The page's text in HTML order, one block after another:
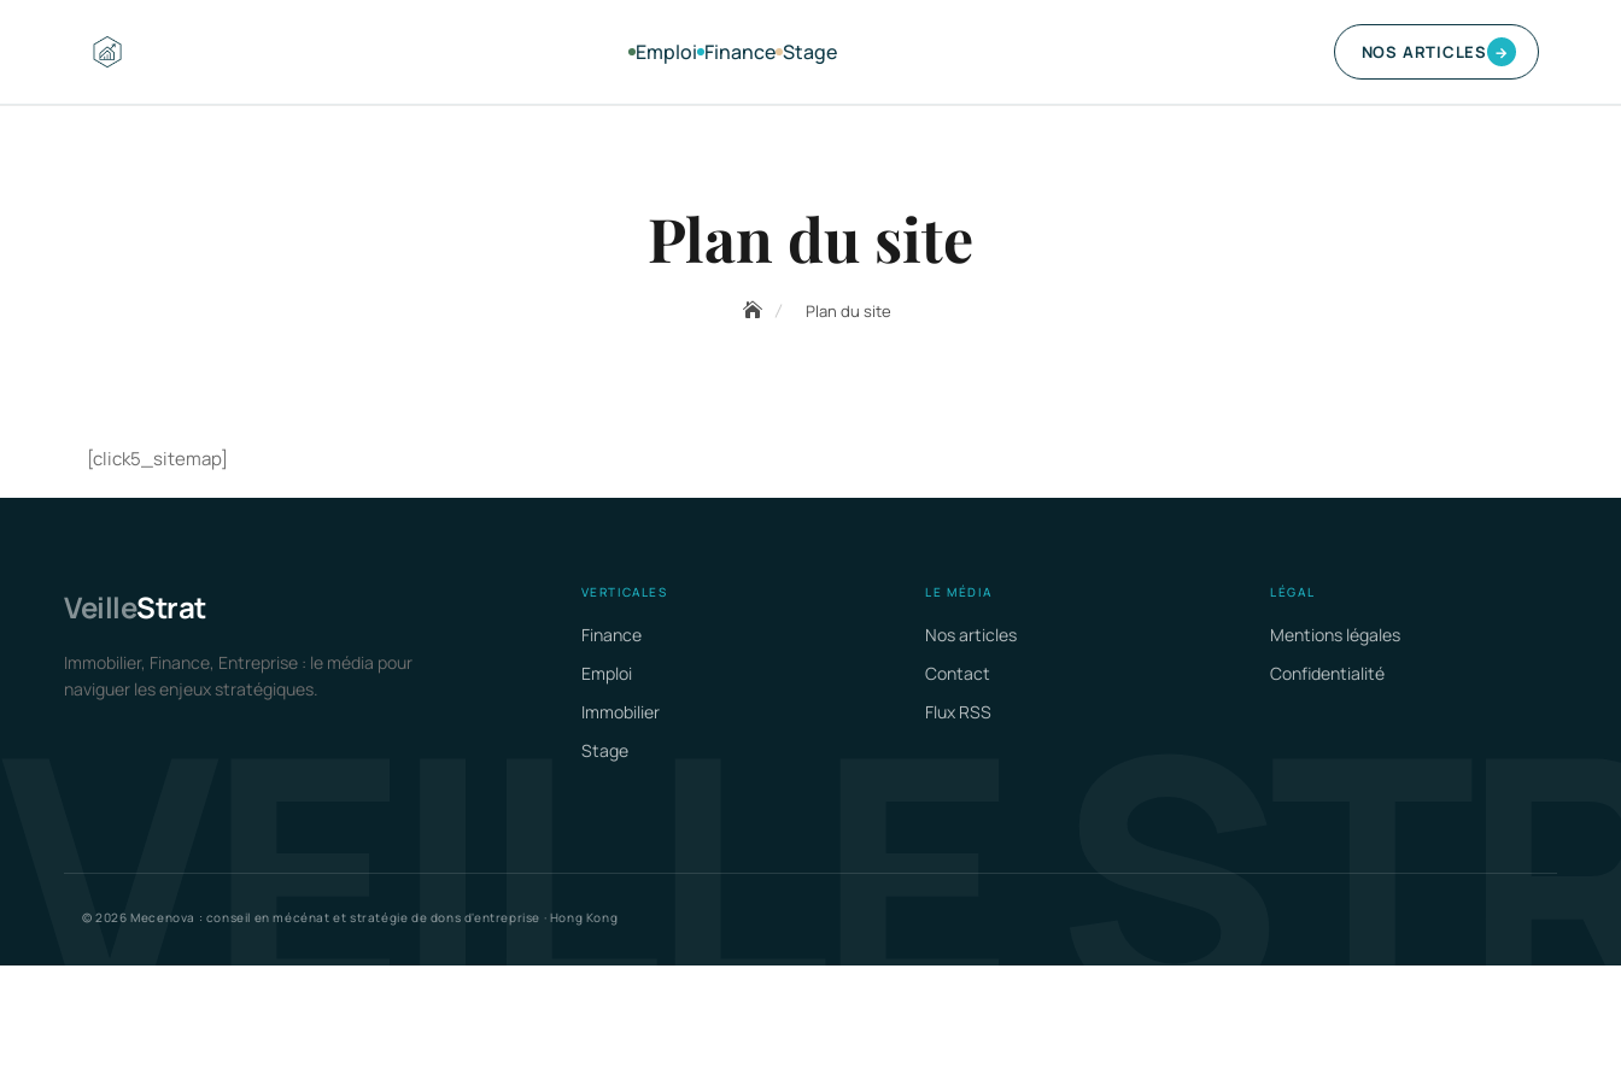
Emploi Finance Stage NOS ARTICLES →
Plan du site
Plan du site
[click5_sitemap]
VeilleStrat
Immobilier, Finance, Entreprise : le média pour
naviguer les enjeux stratégiques.
VERTICALES
Finance
Emploi
Immobilier
Stage
LE MÉDIA
Nos articles
Contact
Flux RSS
LÉGAL
Mentions légales
Confidentialité
© 2026 Mecenova : conseil en mécénat et stratégie de dons d'entreprise · Hong Kong
VEILLE